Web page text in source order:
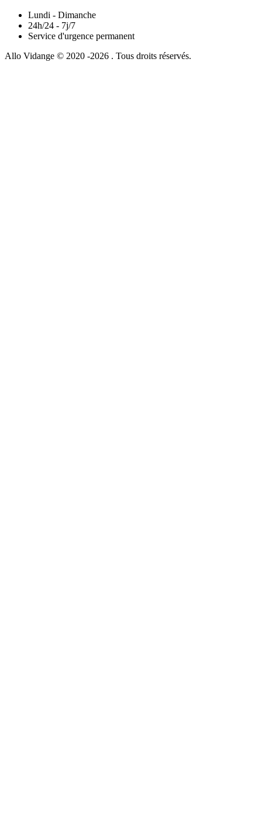
Lundi - Dimanche
24h/24 - 7j/7
Service d'urgence permanent
Allo Vidange © 2020 -2026 . Tous droits réservés.